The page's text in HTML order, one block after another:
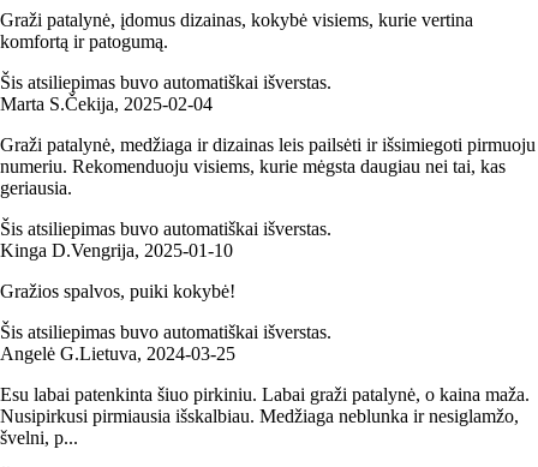
Graži patalynė, įdomus dizainas, kokybė visiems, kurie vertina
komfortą ir patogumą.
Šis atsiliepimas buvo automatiškai išverstas.
Marta S.Čekija, 2025‑02‑04
Graži patalynė, medžiaga ir dizainas leis pailsėti ir išsimiegoti pirmuoju
numeriu. Rekomenduoju visiems, kurie mėgsta daugiau nei tai, kas
geriausia.
Šis atsiliepimas buvo automatiškai išverstas.
Kinga D.Vengrija, 2025‑01‑10
Gražios spalvos, puiki kokybė!
Šis atsiliepimas buvo automatiškai išverstas.
Angelė G.Lietuva, 2024‑03‑25
Esu labai patenkinta šiuo pirkiniu. Labai graži patalynė, o kaina maža.
Nusipirkusi pirmiausia išskalbiau. Medžiaga neblunka ir nesiglamžo,
švelni, p...